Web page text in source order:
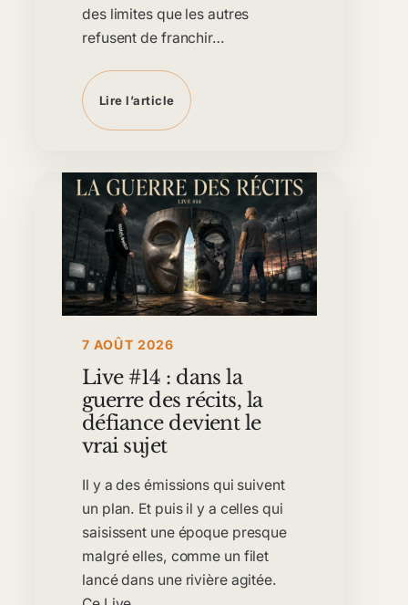
des limites que les autres
refusent de franchir…
Lire l’article
7 AOÛT 2026
Live #14 : dans la
guerre des récits, la
défiance devient le
vrai sujet
Il y a des émissions qui suivent
un plan. Et puis il y a celles qui
saisissent une époque presque
malgré elles, comme un filet
lancé dans une rivière agitée.